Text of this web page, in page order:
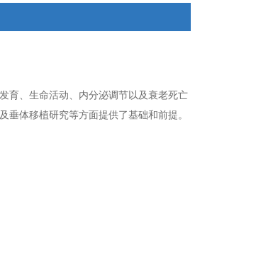
育、生命活动、内分泌调节以及衰老死亡
体移植研究等方面提供了基础和前提。